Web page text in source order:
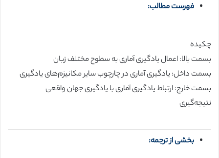
فهرست مطالب:
چکیده
بسمت بالا: اعمال یادگیری آماری به سطوح مختلف زبان
بسمت داخل: یادگیری آماری در چارچوب سایر مکانیزم‌های یادگیری
بسمت خارج: ارتباط یادگیری آماری با یادگیری جهان واقعی
نتیجه‌گیری
بخشی از ترجمه: